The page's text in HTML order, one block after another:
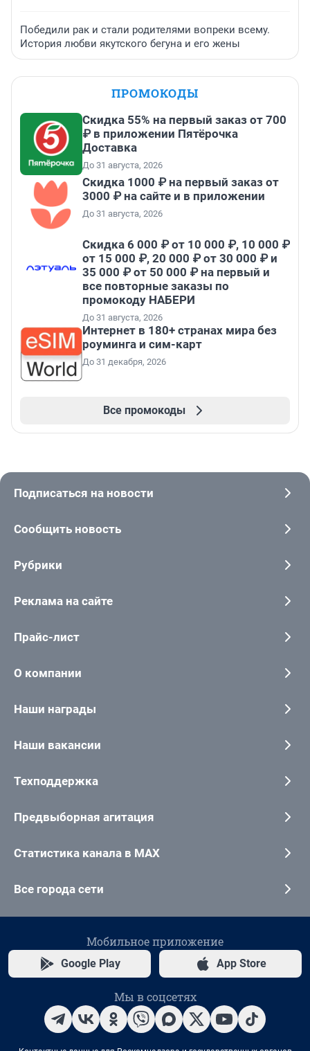
Победили рак и стали родителями вопреки всему.
История любви якутского бегуна и его жены
ПРОМОКОДЫ
Скидка 55% на первый заказ от 700
₽ в приложении Пятёрочка
Доставка
До 31 августа, 2026
Скидка 1000 ₽ на первый заказ от
3000 ₽ на сайте и в приложении
До 31 августа, 2026
Скидка 6 000 ₽ от 10 000 ₽, 10 000 ₽
от 15 000 ₽, 20 000 ₽ от 30 000 ₽ и
35 000 ₽ от 50 000 ₽ на первый и
все повторные заказы по
промокоду НАБЕРИ
До 31 августа, 2026
Интернет в 180+ странах мира без
роуминга и сим-карт
До 31 декабря, 2026
Все промокоды
Подписаться на новости
Сообщить новость
Рубрики
Реклама на сайте
Прайс-лист
О компании
Наши награды
Наши вакансии
Техподдержка
Предвыборная агитация
Статистика канала в MAX
Все города сети
Мобильное приложение
Google Play App Store
Мы в соцсетях